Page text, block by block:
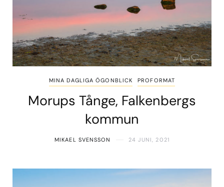
MINA DAGLIGA ÖGONBLICK PROFORMAT
Morups Tånge, Falkenbergs
kommun
MIKAEL SVENSSON 24 JUNI, 2021